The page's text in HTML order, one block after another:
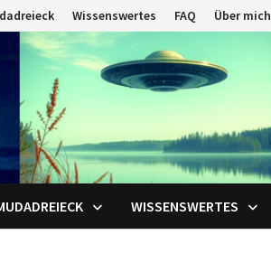
Wissenswertes FAQ Über mich
WISSENSWERTES